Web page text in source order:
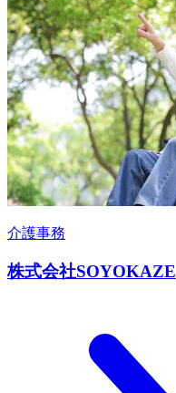
介護事務
株式会社SOYOKAZE